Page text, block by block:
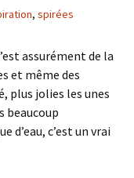
, spirées
assurément de la
et même des
plus jolies les unes
beaucoup
d’eau, c’est un vrai